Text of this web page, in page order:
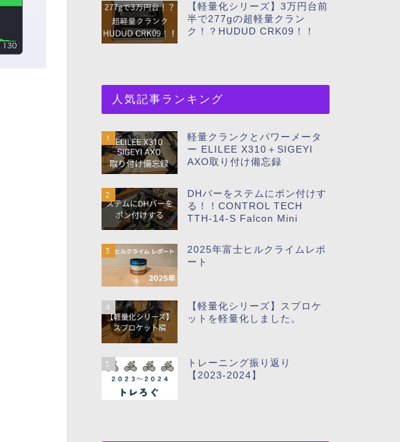
【軽量化シリーズ】3万円台前
半で277gの超軽量クラン
ク！？HUDUD CRK09！！
人気記事ランキング
1
軽量クランクとパワーメータ
ー ELILEE X310＋SIGEYI
AXO取り付け備忘録
2
DHバーをステムにポン付けす
る！！CONTROL TECH
TTH-14-S Falcon Mini
3
2025年富士ヒルクライムレポ
ート
4
【軽量化シリーズ】スプロケ
ットを軽量化しました。
5
トレーニング振り返り
【2023-2024】